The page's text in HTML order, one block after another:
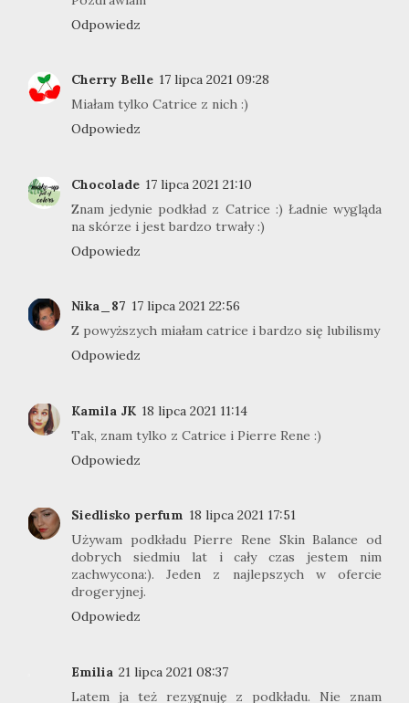
Odpowiedz
Cherry Belle 17 lipca 2021 09:28
Miałam tylko Catrice z nich :)
Odpowiedz
Chocolade 17 lipca 2021 21:10
Znam jedynie podkład z Catrice :) Ładnie wygląda
na skórze i jest bardzo trwały :)
Odpowiedz
Nika_87 17 lipca 2021 22:56
Z powyższych miałam catrice i bardzo się lubilismy
Odpowiedz
Kamila JK 18 lipca 2021 11:14
Tak, znam tylko z Catrice i Pierre Rene :)
Odpowiedz
Siedlisko perfum 18 lipca 2021 17:51
Używam podkładu Pierre Rene Skin Balance od
dobrych siedmiu lat i cały czas jestem nim
zachwycona:). Jeden z najlepszych w ofercie
drogeryjnej.
Odpowiedz
Emilia 21 lipca 2021 08:37
Latem ja też rezygnuję z podkładu. Nie znam